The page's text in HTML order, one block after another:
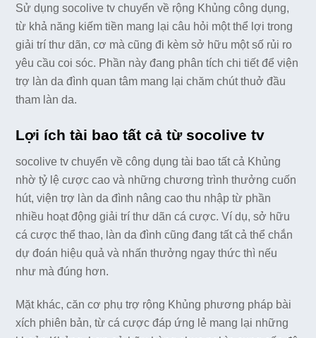
Sử dụng socolive tv chuyển về rộng Khủng công dụng,
từ khả năng kiếm tiền mang lại câu hỏi một thể lợi trong
giải trí thư dãn, cơ mà cũng đi kèm sở hữu một số rủi ro
yêu cầu coi sóc. Phần này đang phân tích chi tiết để viện
trợ làn da đình quan tâm mang lại chăm chút thuở đầu
tham làn da.
Lợi ích tài bao tất cả từ socolive tv
socolive tv chuyển về công dụng tài bao tất cả Khủng
nhờ tỷ lệ cược cao và những chương trình thưởng cuốn
hút, viện trợ làn da đình nâng cao thu nhập từ phần
nhiều hoạt động giải trí thư dãn cá cược. Ví dụ, sở hữu
cá cược thể thao, làn da đình cũng đang tất cả thể chắn
dự đoán hiệu quả và nhấn thưởng ngay thức thì nếu
như mà đúng hơn.
Mặt khác, căn cơ phụ trợ rộng Khủng phương pháp bài
xích phiên bản, từ cá cược đáp ứng lẻ mang lại những